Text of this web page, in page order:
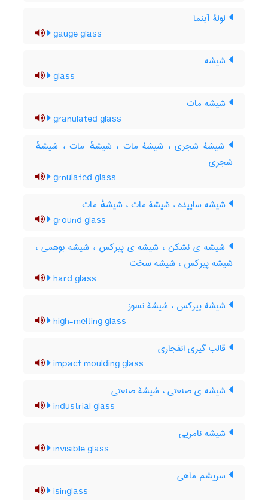
لولۀ آبنما
gauge glass
شیشه
glass
شیشه مات
granulated glass
شیشۀ شجری ، شیشۀ مات ، شیشهٔ مات ، شیشهٔ
شجری
grnulated glass
شیشه ساییده ، شیشۀ مات ، شیشهٔ مات
ground glass
شیشه ی نشکن ، شیشه ی پیرکس ، شیشه بوهمی ،
شیشه پیرکس ، شیشه سخت
hard glass
شیشۀ پیرکس ، شیشۀ نسوز
high-melting glass
قالب گیری انفجاری
impact moulding glass
شیشه ی صنعتی ، شیشۀ صنعتی
industrial glass
شیشه نامریی
invisible glass
سریشم ماهی
isinglass